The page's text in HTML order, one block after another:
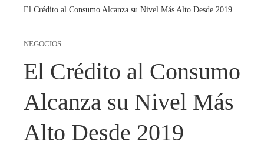
El Crédito al Consumo Alcanza su Nivel Más Alto Desde 2019
NEGOCIOS
El Crédito al Consumo
Alcanza su Nivel Más
Alto Desde 2019